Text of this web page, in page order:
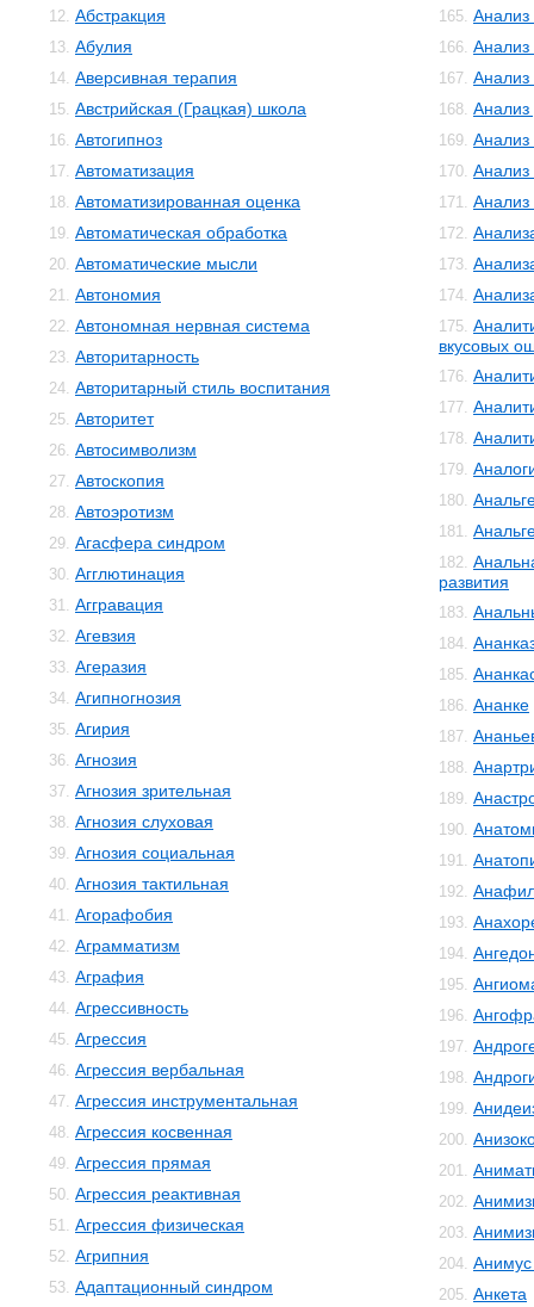
12. Абстракция
13. Абулия
14. Аверсивная терапия
15. Австрийская (Грацкая) школа
16. Автогипноз
17. Автоматизация
18. Автоматизированная оценка
19. Автоматическая обработка
20. Автоматические мысли
21. Автономия
22. Автономная нервная система
23. Авторитарность
24. Авторитарный стиль воспитания
25. Авторитет
26. Автосимволизм
27. Автоскопия
28. Автоэротизм
29. Агасфера синдром
30. Агглютинация
31. Аггравация
32. Агевзия
33. Агеразия
34. Агипногнозия
35. Агирия
36. Агнозия
37. Агнозия зрительная
38. Агнозия слуховая
39. Агнозия социальная
40. Агнозия тактильная
41. Агорафобия
42. Аграмматизм
43. Аграфия
44. Агрессивность
45. Агрессия
46. Агрессия вербальная
47. Агрессия инструментальная
48. Агрессия косвенная
49. Агрессия прямая
50. Агрессия реактивная
51. Агрессия физическая
52. Агрипния
53. Адаптационный синдром
165. Анализ
166.
167. Анализ
168. Анализ
169.
170. Анализ
171. Анализ
172.
173.
174.
175.
вкусовых
176.
177.
178.
179.
180.
181.
182.
развития
183.
184.
185.
186. Ананке
187.
188.
189.
190.
191.
192.
193.
194.
195.
196.
197.
198.
199.
200.
201.
202.
203.
204.
205. Анкета